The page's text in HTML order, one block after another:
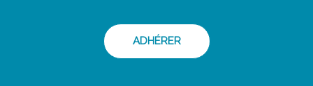
ADHÉRER